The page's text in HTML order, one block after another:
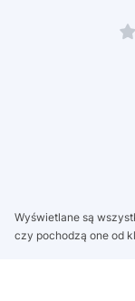
Wyświetlane są
czy pochodzą one od